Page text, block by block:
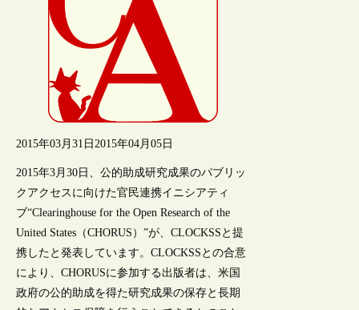
2015年03月31日 2015年04月05日
2015年3月30日、公的助成研究成果のパブリッ
クアクセスに向けた官民連携イニシアティ
ブ“Clearinghouse for the Open Research of the
United States（CHORUS）”が、CLOCKSSと提
携したと発表しています。CLOCKSSとの合意
により、CHORUSに参加する出版者は、米国
政府の公的助成を得た研究成果の保存と長期